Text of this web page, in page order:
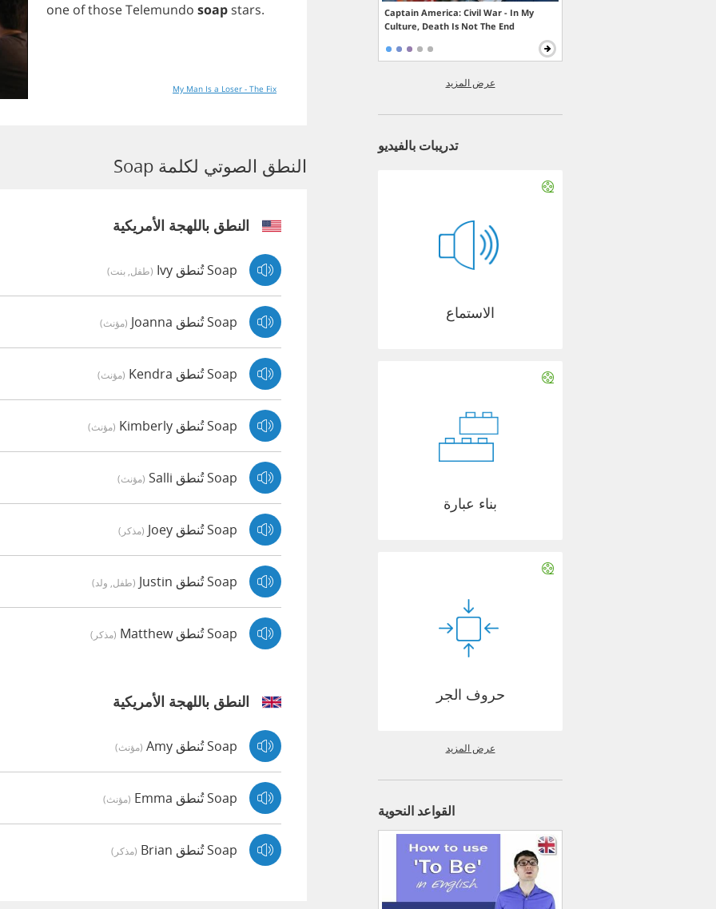
one ofthoseTelemundo soap stars.
My Man Is a Loser - The Fix
النطق الصوتي لكلمة Soap
النطق باللهجة الأمريكية
Soap تُنطق Ivy (طفل, بنت)
Soap تُنطق Joanna (مؤنث)
Soap تُنطق Kendra (مؤنث)
Soap تُنطق Kimberly (مؤنث)
Soap تُنطق Salli (مؤنث)
Soap تُنطق Joey (مذكر)
Soap تُنطق Justin (طفل, ولد)
Soap تُنطق Matthew (مذكر)
النطق باللهجة الأمريكية
Soap تُنطق Amy (مؤنث)
Soap تُنطق Emma (مؤنث)
Soap تُنطق Brian (مذكر)
Captain America: Civil War - In My
Culture, Death Is Not The End
عرض المزيد
تدريبات بالفيديو
الاستماع
بناء عبارة
حروف الجر
عرض المزيد
القواعد النحوية